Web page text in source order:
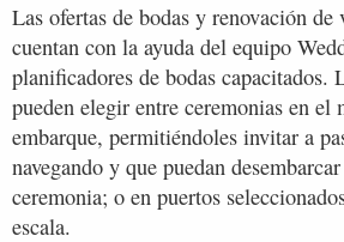
Las ofertas de bodas y renovación
cuentan con la ayuda del equipo
planificadores de bodas capacitados.
pueden elegir entre ceremonias en el
embarque, permitiéndoles invitar a
navegando y que puedan
ceremonia; o en puertos
escala.